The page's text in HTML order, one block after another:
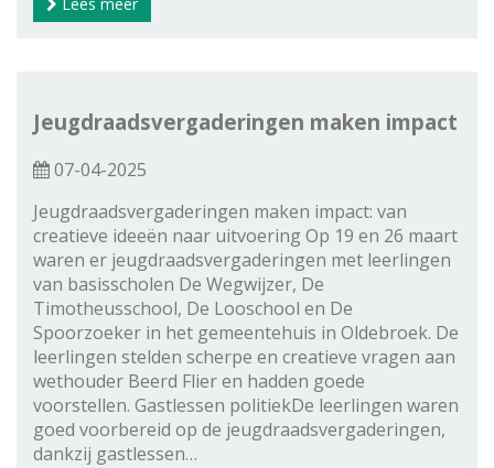
Jeugdraadsvergaderingen maken impact
07-04-2025
Jeugdraadsvergaderingen maken impact: van
creatieve ideeën naar uitvoering Op 19 en 26 maart
waren er jeugdraadsvergaderingen met leerlingen
van basisscholen De Wegwijzer, De
Timotheusschool, De Looschool en De
Spoorzoeker in het gemeentehuis in Oldebroek. De
leerlingen stelden scherpe en creatieve vragen aan
wethouder Beerd Flier en hadden goede
voorstellen. Gastlessen politiekDe leerlingen waren
goed voorbereid op de jeugdraadsvergaderingen,
dankzij gastlessen…